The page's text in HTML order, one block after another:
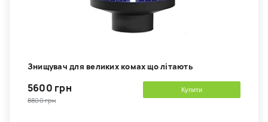
Знищувач для великих комах що літають
5600 грн
8800 грн
Купити